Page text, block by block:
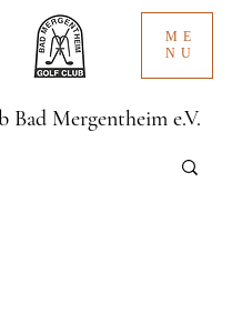
ME
NU
Bad Mergentheim e.V.